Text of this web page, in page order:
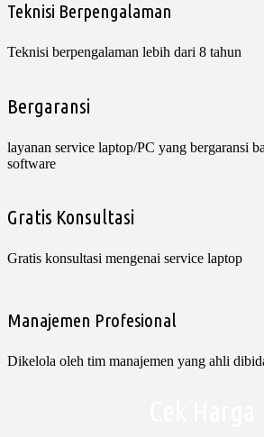
Teknisi Berpengalaman
Teknisi berpengalaman lebih dari 8 tahun
Bergaransi
layanan service laptop/PC yang bergaransi
software
Gratis Konsultasi
Gratis konsultasi mengenai service laptop
Manajemen Profesional
Dikelola oleh tim manajemen yang ahli